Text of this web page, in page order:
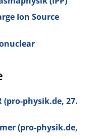
Ion Source
(pro-physik.de, 27.
(pro-physik.de,